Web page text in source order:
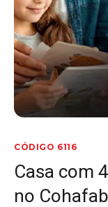
CÓDIGO 6116
Casa com
no